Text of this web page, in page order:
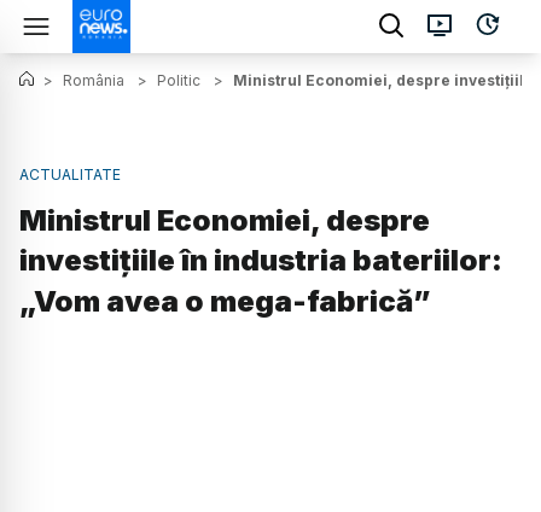
> România > Politic > Ministrul Economiei, despre investițiile
ACTUALITATE
Ministrul Economiei, despre
investițiile în industria bateriilor:
„Vom avea o mega-fabrică”